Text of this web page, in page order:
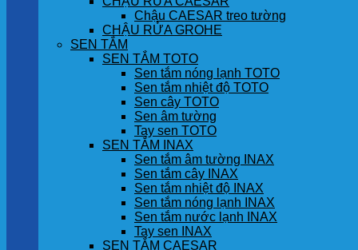
Chậu CAESAR treo tường
CHẬU RỬA GROHE
SEN TẮM
SEN TẮM TOTO
Sen tắm nóng lạnh TOTO
Sen tắm nhiệt độ TOTO
Sen cây TOTO
Sen âm tường
Tay sen TOTO
SEN TẮM INAX
Sen tắm âm tường INAX
Sen tắm cây INAX
Sen tắm nhiệt độ INAX
Sen tắm nóng lạnh INAX
Sen tắm nước lạnh INAX
Tay sen INAX
SEN TẮM CAESAR